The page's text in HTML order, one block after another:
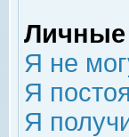
Личные
Я не
Я
Я